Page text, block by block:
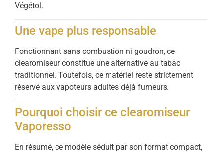
Végétol.
Une vape plus responsable
Fonctionnant sans combustion ni goudron, ce
clearomiseur constitue une alternative au tabac
traditionnel. Toutefois, ce matériel reste strictement
réservé aux vapoteurs adultes déjà fumeurs.
Pourquoi choisir ce clearomiseur
Vaporesso
En résumé, ce modèle séduit par son format compact,